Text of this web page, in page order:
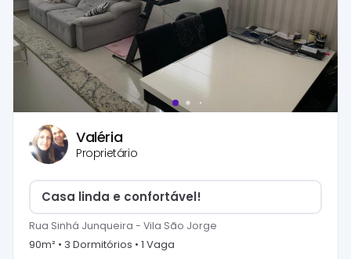
Valéria
Proprietário
Casa linda e confortável!
Rua Sinhá Junqueira - Vila São Jorge
90m² • 3 Dormitórios • 1 Vaga